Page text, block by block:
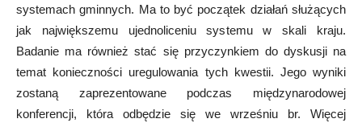
systemach gminnych. Ma to być początek działań służących
jak największemu ujednoliceniu systemu w skali kraju.
Badanie ma również stać się przyczynkiem do dyskusji na
temat konieczności uregulowania tych kwestii. Jego wyniki
zostaną zaprezentowane podczas międzynarodowej
konferencji, która odbędzie się we wrześniu br. Więcej